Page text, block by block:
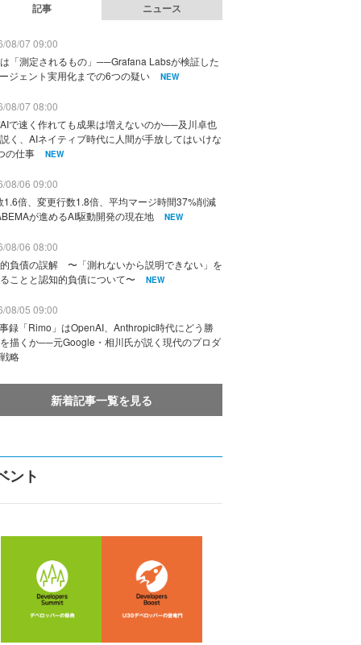
記事 ニュース
08/07 09:00
「測定されるもの」──Grafana Labsが検証した
ジェント実用化までの6つの疑い
NEW
08/07 08:00
で速く作れても成果は増えないのか──及川卓也
く、AIネイティブ時代に人間が手放してはいけな
の仕事
NEW
08/06 09:00
1.6倍、変更行数1.8倍、平均マージ時間37%削減
が進めるAI駆動開発の現在地
NEW
08/06 08:00
負債の誤解 〜「測れないから説明できない」を
ことと認知的負債について〜
NEW
08/05 09:00
録「Rimo」はOpenAI、Anthropic時代にどう勝
描くか──元Google・相川氏が説く現代のプロダ
略
新着記事一覧を見る
ント